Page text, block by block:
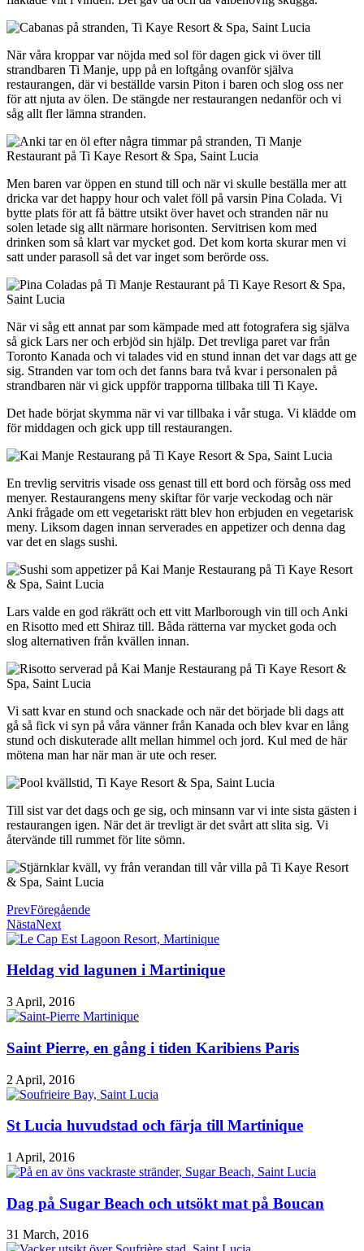
När våra kroppar var nöjda med sol för dagen gick vi över till
strandbaren Ti Manje, upp på en loftgång ovanför själva
restaurangen, där vi beställde varsin Piton i baren och slog oss ner
för att njuta av ölen. De stängde ner restaurangen nedanför och vi
såg allt fler lämna stranden.
Men baren var öppen en stund till och när vi skulle beställa mer att
dricka var det happy hour och valet föll på varsin Pina Colada. Vi
bytte plats för att få bättre utsikt över havet och stranden när nu
solen letade sig allt närmare horisonten. Servitrisen kom med
drinken som så klart var mycket god. Det kom korta skurar men vi
satt under parasoll så det var inget som berörde oss.
När vi såg ett annat par som kämpade med att fotografera sig själva
så gick Lars ner och erbjöd sin hjälp. Det trevliga paret var från
Toronto Kanada och vi talades vid en stund innan det var dags att ge
sig. Stranden var tom och det fanns bara två kvar i personalen på
strandbaren när vi gick uppför trapporna tillbaka till Ti Kaye.
Det hade börjat skymma när vi var tillbaka i vår stuga. Vi klädde om
för middagen och gick upp till restaurangen.
En trevlig servitris visade oss genast till ett bord och försåg oss med
menyer. Restaurangens meny skiftar för varje veckodag och när
Anki frågade om ett vegetariskt rätt blev hon erbjuden en vegetarisk
meny. Liksom dagen innan serverades en appetizer och denna dag
var det en slags sushi.
Lars valde en god räkrätt och ett vitt Marlborough vin till och Anki
en Risotto med ett Shiraz till. Båda rätterna var mycket goda och
slog alternativen från kvällen innan.
Vi satt kvar en stund och snackade och när det började bli dags att
gå så fick vi syn på våra vänner från Kanada och blev kvar en lång
stund och diskuterade allt mellan himmel och jord. Kul med de här
mötena man har när man är ute och reser.
Till sist var det dags och ge sig, och minsann var vi inte sista gästen i
restaurangen igen. När det är trevligt är det svårt att slita sig. Vi
återvände till rummet för lite sömn.
PrevFöregående
NästaNext
Heldag vid lagunen i Martinique
3 April, 2016
Saint Pierre, en gång i tiden Karibiens Paris
2 April, 2016
St Lucia huvudstad och färja till Martinique
1 April, 2016
Dag på Sugar Beach och utsökt mat på Boucan
31 March, 2016